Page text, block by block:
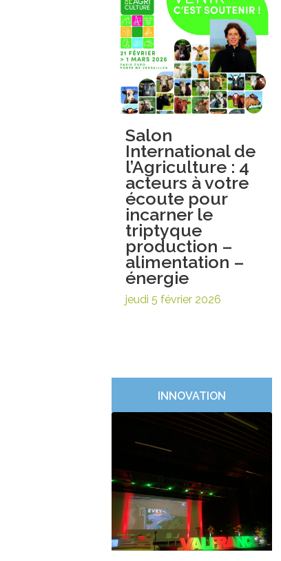
Salon
International de
l’Agriculture : 4
acteurs à votre
écoute pour
incarner le
triptyque
production –
alimentation –
énergie
jeudi 5 février 2026
INNOVATION